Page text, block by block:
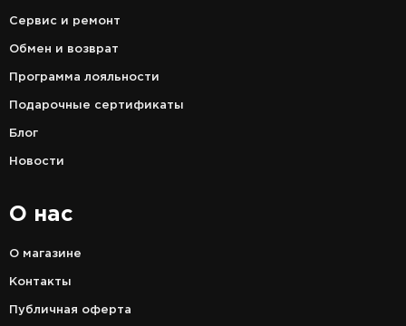
Сервис и ремонт
Обмен и возврат
Программа лояльности
Подарочные сертификаты
Блог
Новости
О нас
О магазине
Контакты
Публичная оферта